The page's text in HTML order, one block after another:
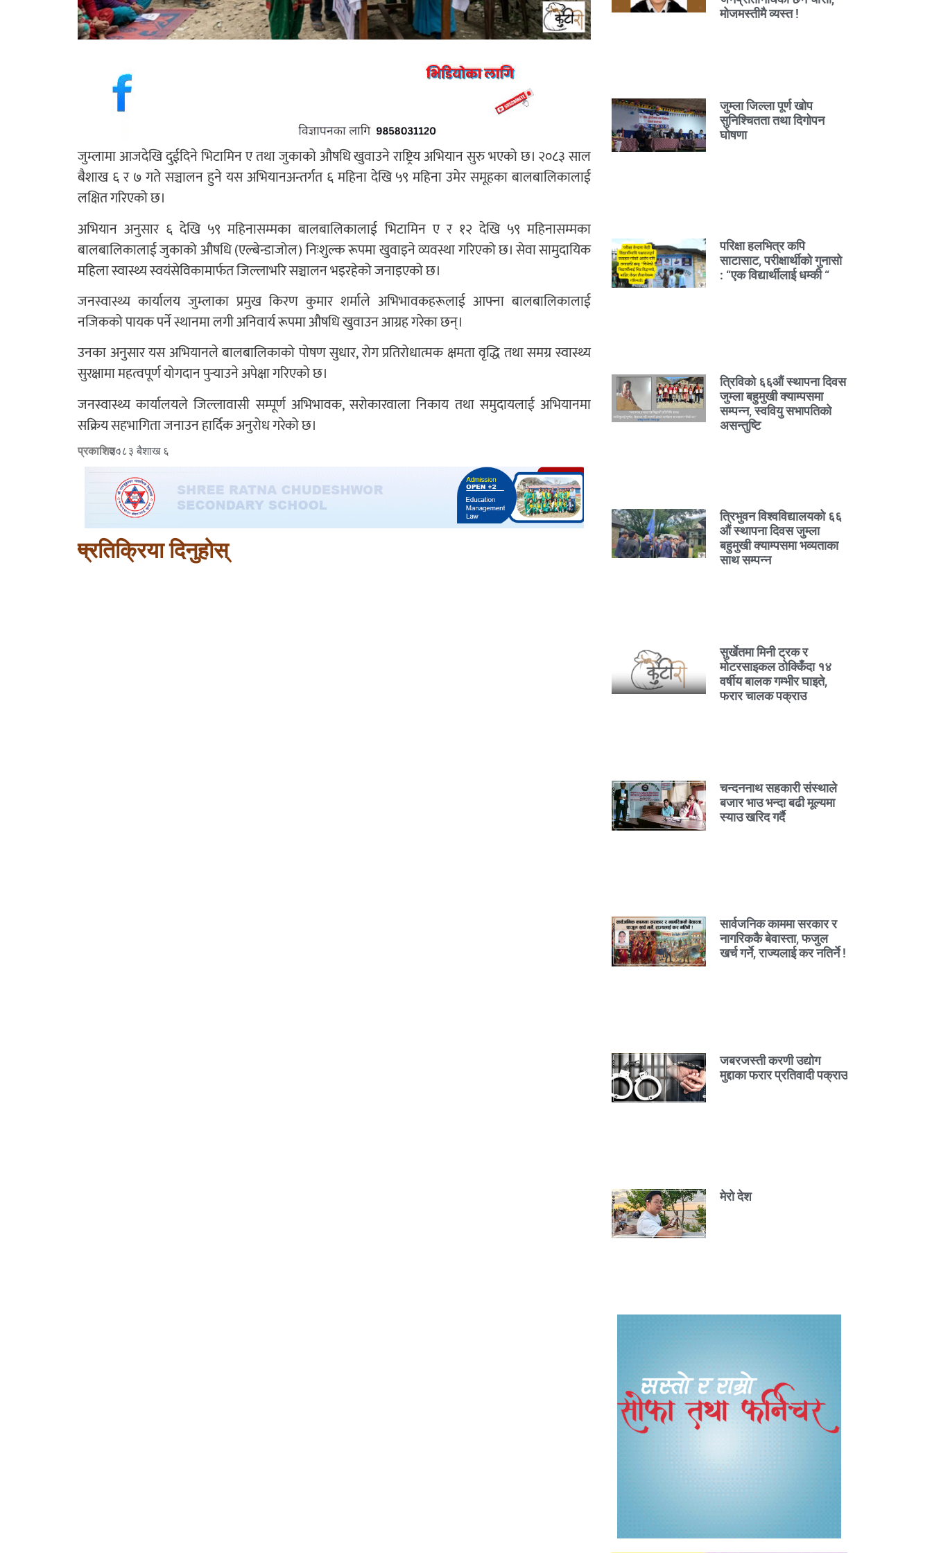
जुम्लामा आजदेखि दुईदिने भिटामिन ए तथा जुकाको औषधि खुवाउने राष्ट्रिय अभियान सुरु भएको छ। २०८३ साल
बैशाख ६ र ७ गते सञ्चालन हुने यस अभियानअन्तर्गत ६ महिना देखि ५९ महिना उमेर समूहका बालबालिकालाई
लक्षित गरिएको छ।
अभियान अनुसार ६ देखि ५९ महिनासम्मका बालबालिकालाई भिटामिन ए र १२ देखि ५९ महिनासम्मका
बालबालिकालाई जुकाको औषधि (एल्बेन्डाजोल) निःशुल्क रूपमा खुवाइने व्यवस्था गरिएको छ। सेवा सामुदायिक
महिला स्वास्थ्य स्वयंसेविकामार्फत जिल्लाभरि सञ्चालन भइरहेको जनाइएको छ।
जनस्वास्थ्य कार्यालय जुम्लाका प्रमुख किरण कुमार शर्माले अभिभावकहरूलाई आफ्ना बालबालिकालाई
नजिकको पायक पर्ने स्थानमा लगी अनिवार्य रूपमा औषधि खुवाउन आग्रह गरेका छन्।
उनका अनुसार यस अभियानले बालबालिकाको पोषण सुधार, रोग प्रतिरोधात्मक क्षमता वृद्धि तथा समग्र स्वास्थ्य
सुरक्षामा महत्वपूर्ण योगदान पुर्‍याउने अपेक्षा गरिएको छ।
जनस्वास्थ्य कार्यालयले जिल्लावासी सम्पूर्ण अभिभावक, सरोकारवाला निकाय तथा समुदायलाई अभियानमा
सक्रिय सहभागिता जनाउन हार्दिक अनुरोध गरेको छ।
प्रकाशित :२०८३ बैशाख ६
प्रतिक्रिया दिनुहोस्
मोजमस्तीमै व्यस्त !
जुम्ला जिल्ला पूर्ण खोप
सुनिश्चितता तथा दिगोपन
घोषणा
परिक्षा हलभित्र कपि
साटासाट, परीक्षार्थीको गुनासो
: “एक विद्यार्थीलाई धम्की “
त्रिविको ६६औं स्थापना दिवस
जुम्ला बहुमुखी क्याम्पसमा
सम्पन्न, स्ववियु सभापतिको
असन्तुष्टि
त्रिभुवन विश्वविद्यालयको ६६
औं स्थापना दिवस जुम्ला
बहुमुखी क्याम्पसमा भव्यताका
साथ सम्पन्न
सुर्खेतमा मिनी ट्रक र
मोटरसाइकल ठोक्किँदा १४
वर्षीय बालक गम्भीर घाइते,
फरार चालक पक्राउ
चन्दननाथ सहकारी संस्थाले
बजार भाउ भन्दा बढी मूल्यमा
स्याउ खरिद गर्दै
सार्वजनिक काममा सरकार र
नागरिककै बेवास्ता, फजुल
खर्च गर्ने, राज्यलाई कर नतिर्ने !
जबरजस्ती करणी उद्योग
मुद्दाका फरार प्रतिवादी पक्राउ
मेरो देश